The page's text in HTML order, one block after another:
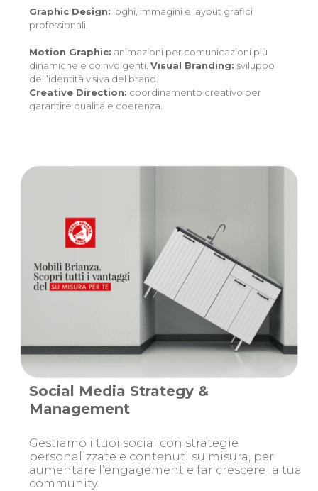
Graphic Design: loghi, immagini e layout grafici
professionali.
Motion Graphic: animazioni per comunicazioni più
dinamiche e coinvolgenti.Visual Branding:sviluppo
dell’identità visiva del brand.
Creative Direction: coordinamento creativo per
garantire qualità e coerenza.
Social Media Strategy &
Management
Gestiamo i tuoi social con strategie
personalizzate e contenuti su misura, per
aumentare l’engagement e far crescere la tua
community.